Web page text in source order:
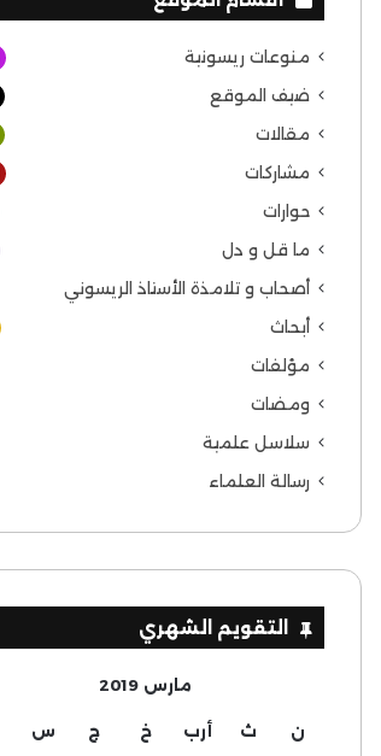
منوعات ريسونية
ضيف الموقع
مقالات
مشاركات
حوارات
ما قل و دل
أصحاب و تلامذة الأستاذ الريسوني
أبحاث
مؤلفات
ومضات
سلاسل علمية
رسالة العلماء
التقويم الشهري
مارس 2019
ن ث أرب خ ج س